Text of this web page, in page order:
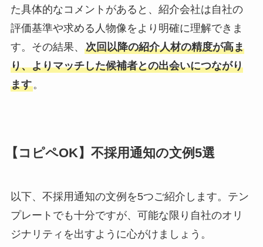
た具体的なコメントがあると、紹介会社は自社の
評価基準や求める人物像をより明確に理解できま
す。その結果、 次回以降の紹介人材の精度が高ま
り、よりマッチした候補者との出会いにつながり
ます。
【コピペOK】不採用通知の文例5選
以下、不採用通知の文例を5つご紹介します。テン
プレートでも十分ですが、可能な限り自社のオリ
ジナリティを出すように心がけましょう。